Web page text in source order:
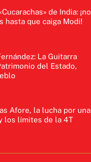
de India: ¡no
hasta que caiga Modi!
La Guitarra
del Estado,
Afore, la lucha por una
los límites de la 4T